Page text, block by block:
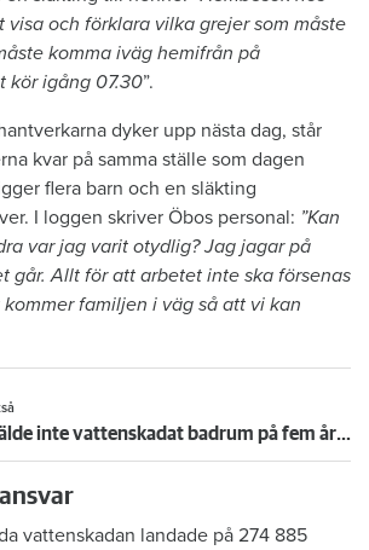
visa och förklara vilka grejer som måste
komma iväg hemifrån på
kör igång 07.30”.
dyker upp nästa dag, står
kvar på samma ställe som dagen
flera barn och en släkting
I loggen skriver Öbos personal: ”Kan
var jag varit otydlig? Jag jagar på
går. Allt för att arbetet inte ska försenas
familjen i väg så att vi kan
Anmälde inte vattenskadat badrum på fem år – krävs på 125 000 kronor
vattenskadan landade på 274 885